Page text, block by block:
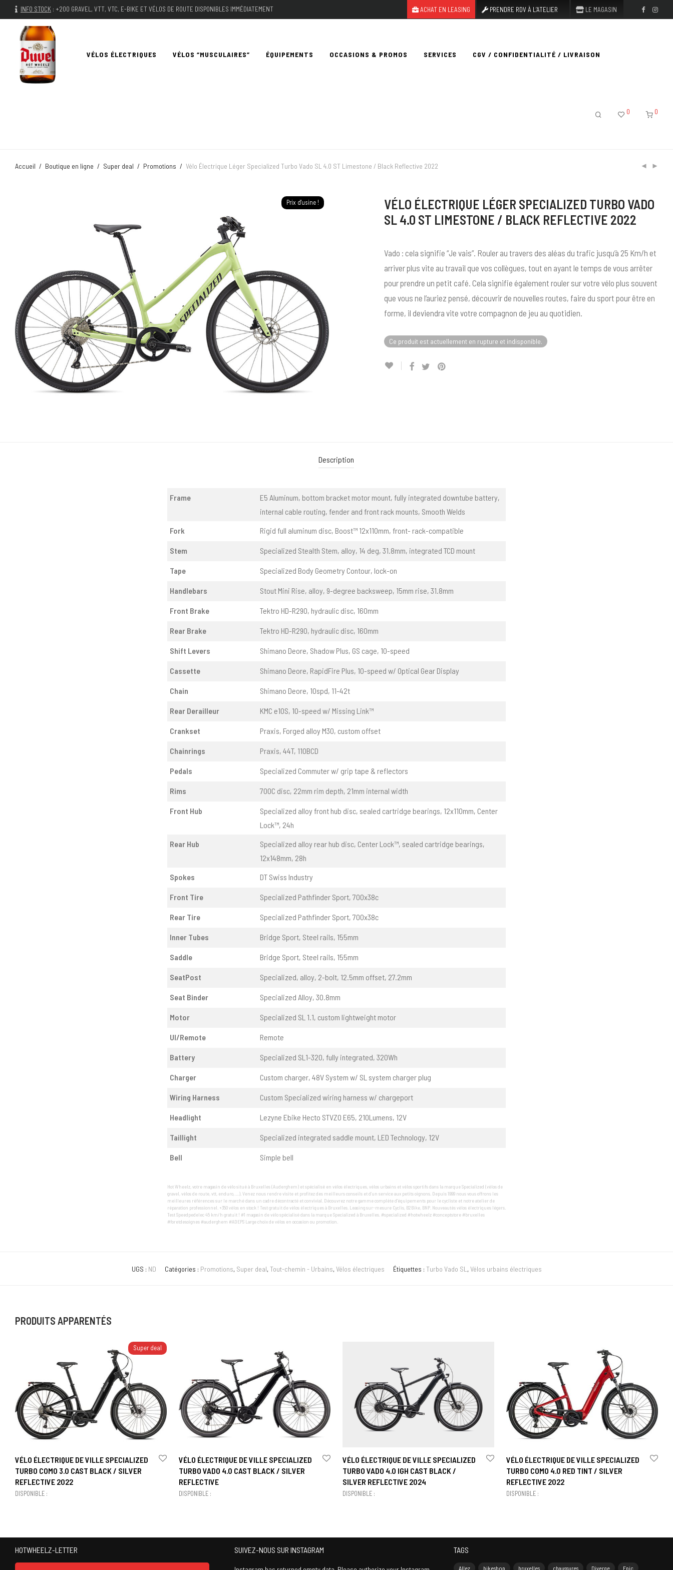
INFO STOCK : +200 GRAVEL, VTT, VTC, E-BIKE ET VÉLOS DE ROUTE DISPONIBLES IMMÉDIATEMENT ACHAT EN LEASING PRENDRE RDV À L’ATELIER LE MAGASIN
VÉLOS ÉLECTRIQUES VÉLOS “MUSCULAIRES” ÉQUIPEMENTS OCCASIONS & PROMOS SERVICES CGV / CONFIDENTIALITÉ / LIVRAISON
0 0
Accueil / Boutique en ligne / Super deal / Promotions / Vélo Électrique Léger Specialized Turbo Vado SL 4.0 ST Limestone / Black Reflective 2022
Prix d'usine !
VÉLO ÉLECTRIQUE LÉGER SPECIALIZED TURBO VADO
SL 4.0 ST LIMESTONE / BLACK REFLECTIVE 2022
Vado : cela signifie “Je vais”. Rouler au travers des aléas du trafic jusqu’à 25 Km/h et
arriver plus vite au travail que vos collègues, tout en ayant le temps de vous arrêter
pour prendre un petit café. Cela signifie également rouler sur votre vélo plus souvent
que vous ne l’auriez pensé, découvrir de nouvelles routes, faire du sport pour être en
forme, il deviendra vite votre compagnon de jeu au quotidien.
Ce produit est actuellement en rupture et indisponible.
Description
Frame
E5 Aluminum, bottom bracket motor mount, fully integrated downtube battery,
internal cable routing, fender and front rack mounts, Smooth Welds
Fork
Rigid full aluminum disc, Boost™ 12x110mm, front- rack-compatible
Stem Specialized Stealth Stem, alloy, 14 deg, 31.8mm, integrated TCD mount
Tape Specialized Body Geometry Contour, lock-on
Handlebars Stout Mini Rise, alloy, 9-degree backsweep, 15mm rise, 31.8mm
Front Brake Tektro HD-R290, hydraulic disc, 160mm
Rear Brake Tektro HD-R290, hydraulic disc, 160mm
Shift Levers Shimano Deore, Shadow Plus, GS cage, 10-speed
Cassette Shimano Deore, RapidFire Plus, 10-speed w/ Optical Gear Display
Chain Shimano Deore, 10spd, 11-42t
Rear Derailleur KMC e10S, 10-speed w/ Missing Link™
Crankset Praxis, Forged alloy M30, custom offset
Chainrings Praxis, 44T, 110BCD
Pedals Specialized Commuter w/ grip tape & reflectors
Rims 700C disc, 22mm rim depth, 21mm internal width
Front Hub
Specialized alloy front hub disc, sealed cartridge bearings, 12x110mm, Center
Lock™, 24h
Rear Hub
Specialized alloy rear hub disc, Center Lock™, sealed cartridge bearings,
12x148mm, 28h
Spokes
DT Swiss Industry
Front Tire Specialized Pathfinder Sport, 700x38c
Rear Tire Specialized Pathfinder Sport, 700x38c
Inner Tubes Bridge Sport, Steel rails, 155mm
Saddle Bridge Sport, Steel rails, 155mm
SeatPost Specialized, alloy, 2-bolt, 12.5mm offset, 27.2mm
Seat Binder Specialized Alloy, 30.8mm
Motor Specialized SL 1.1, custom lightweight motor
UI/Remote Remote
Battery Specialized SL1-320, fully integrated, 320Wh
Charger Custom charger, 48V System w/ SL system charger plug
Wiring Harness Custom Specialized wiring harness w/ chargeport
Headlight Lezyne Ebike Hecto STVZO E65, 210Lumens, 12V
Taillight Specialized integrated saddle mount, LED Technology, 12V
Bell Simple bell
Hot Wheelz, votre magasin de vélo situé à Bruxelles (Auderghem) et spécialisé en vélos électriques, vélos urbains et vélos sportifs dans la marque Specialized (vélos de
gravel, vélos de route, vtt, enduro, …). Venez nous rendre visite et profitez des meilleurs conseils et d’un service aux petits oignons. Depuis 1999 nous vous offrons les
meilleures références sur le marché dans un cadre décontracté et convivial. Découvrez notre gamme complète d'équipements pour le cycliste et notre atelier de
réparation professionnel. +350 vélos en stock ! Test gratuit de vélos électriques à Bruxelles. Leasing sur-mesure Cyclis, B2Bike, BNP. Nouveautés vélos électriques légers.
Test Speedpedelec 45 km/h gratuit ! #1 magasin de vélo spécialisé dans la marque Specialized à Bruxelles. #specialized #hotwheelz #conceptstore #bruxelles
#foretdesoignes #auderghem #ADEPS Large choix de vélos en occasion ou promotion.
UGS : ND Catégories : Promotions, Super deal, Tout-chemin - Urbains, Vélos électriques Étiquettes : Turbo Vado SL , Vélos urbains électriques
PRODUITS APPARENTÉS
Super deal
VÉLO ÉLECTRIQUE DE VILLE SPECIALIZED
TURBO COMO 3.0 CAST BLACK / SILVER
REFLECTIVE 2022
DISPONIBLE :
VÉLO ÉLECTRIQUE DE VILLE SPECIALIZED
TURBO VADO 4.0 CAST BLACK / SILVER
REFLECTIVE
DISPONIBLE :
VÉLO ÉLECTRIQUE DE VILLE SPECIALIZED
TURBO VADO 4.0 IGH CAST BLACK /
SILVER REFLECTIVE 2024
DISPONIBLE :
VÉLO ÉLECTRIQUE DE VILLE SPECIALIZED
TURBO COMO 4.0 RED TINT / SILVER
REFLECTIVE 2022
DISPONIBLE :
HOTWHEELZ-LETTER SUIVEZ-NOUS SUR INSTAGRAM TAGS
Allez bikeshop bruxelles chaussures Diverge Epic